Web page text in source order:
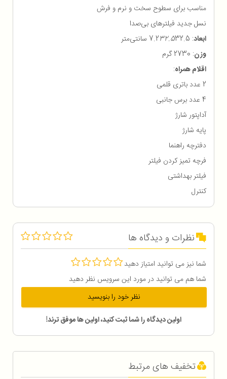
مناسب برای سطوح سخت و نرم و فرش
نسل جدید فیلترهای بی‌صدا
ابعاد: 7.2
32.532.5 سانتی‌متر
وزن: 2730 گرم
اقلام همراه:
2 عدد باتری قلمی
4 عدد برس جانبی
آداپتور شارژ
پایه شارژ
دفترچه راهنما
فرچه تمیز کردن فیلتر
فیلتر بهداشتی
کنترل
نظرات و دیدگاه ها
شما نیز می توانید امتیاز دهید
شما هم می توانید در مورد این سرویس نظر دهید
نظر خود را بنویسید
اولین دیدگاه را شما ثبت کنید، اولین ها موفق ترند!
تخفیف های مرتبط